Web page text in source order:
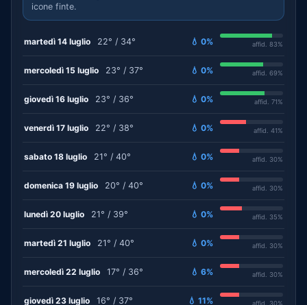
icone finte.
martedì 14 luglio 22° / 34° 💧 0% affid. 83%
mercoledì 15 luglio 23° / 37° 💧 0% affid. 69%
giovedì 16 luglio 23° / 36° 💧 0% affid. 71%
venerdì 17 luglio 22° / 38° 💧 0% affid. 41%
sabato 18 luglio 21° / 40° 💧 0% affid. 30%
domenica 19 luglio 20° / 40° 💧 0% affid. 30%
lunedì 20 luglio 21° / 39° 💧 0% affid. 35%
martedì 21 luglio 21° / 40° 💧 0% affid. 30%
mercoledì 22 luglio 17° / 36° 💧 6% affid. 30%
giovedì 23 luglio 16° / 37° 💧 11% affid. 30%